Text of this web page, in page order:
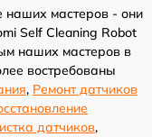
наших мастеров - они
Self Cleaning Robot
наших мастеров в
востребованы
, Ремонт датчиков
датчиков,